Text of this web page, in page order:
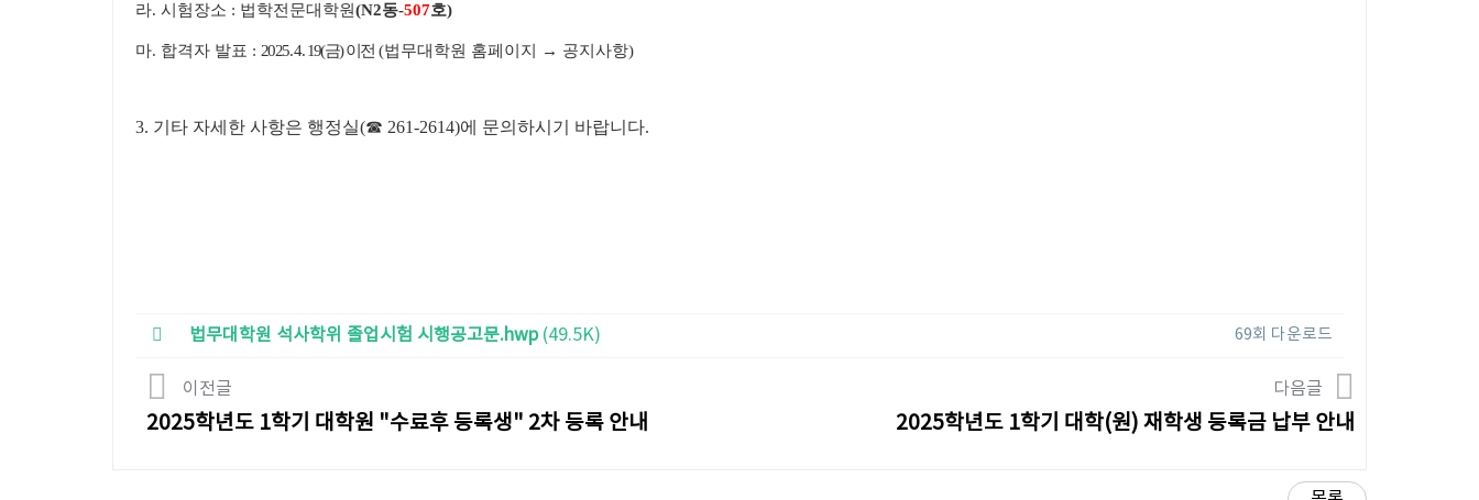
라. 시험장소 : 법학전문대학원(N2동-507호)
마. 합격자 발표 : 2025. 4. 19(금)이전 (법무대학원 홈페이지 → 공지사항)
3. 기타 자세한 사항은 행정실(☎ 261-2614)에 문의하시기 바랍니다.
법무대학원 석사학위 졸업시험 시행공고문.hwp(49.5K) 69회 다운로드
이전글
2025학년도 1학기 대학원 "수료후 등록생" 2차 등록 안내
다음글
2025학년도 1학기 대학(원) 재학생 등록금 납부 안내